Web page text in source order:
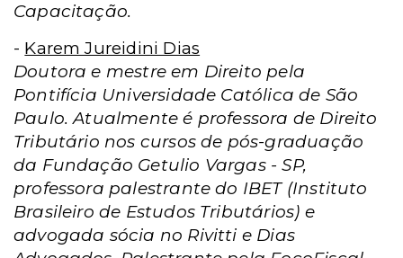
Capacitação.
- Karem Jureidini Dias
Doutora e mestre em Direito pela
Pontifícia Universidade Católica de São
Paulo. Atualmente é professora de Direito
Tributário nos cursos de pós-graduação
da Fundação Getulio Vargas - SP,
professora palestrante do IBET (Instituto
Brasileiro de Estudos Tributários) e
advogada sócia no Rivitti e Dias